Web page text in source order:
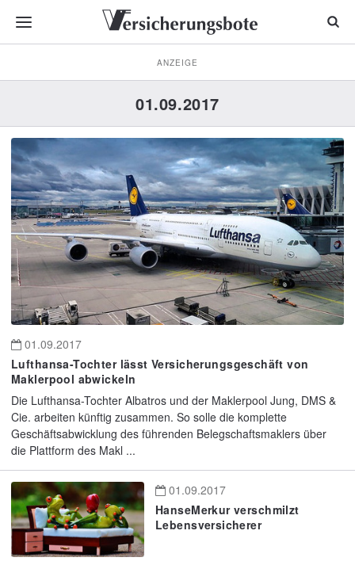
ANZEIGE
01.09.2017
01.09.2017
Lufthansa-Tochter lässt Versicherungsgeschäft von
Maklerpool abwickeln
Die Lufthansa-Tochter Albatros und der Maklerpool Jung, DMS &
Cie. arbeiten künftig zusammen. So solle die komplette
Geschäftsabwicklung des führenden Belegschaftsmaklers über
die Plattform des Makl ...
01.09.2017
HanseMerkur verschmilzt
Lebensversicherer